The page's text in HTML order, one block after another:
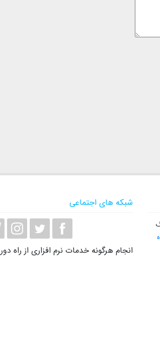
شبکه های اجتماعی
انجام هرگونه خدمات نرم افزاری از راه دور